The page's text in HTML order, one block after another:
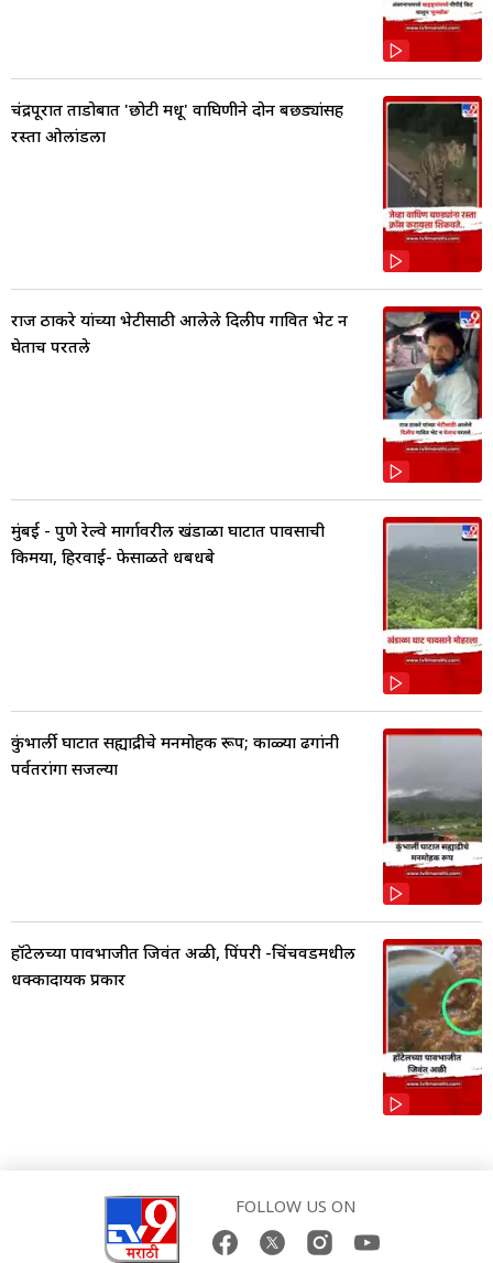
चंद्रपूरात ताडोबात 'छोटी मधू' वाघिणीने दोन बछड्यांसह
रस्ता ओलांडला
राज ठाकरे यांच्या भेटीसाठी आलेले दिलीप गावित भेट न
घेताच परतले
मुंबई - पुणे रेल्वे मार्गावरील खंडाळा घाटात पावसाची
किमया, हिरवाई- फेसाळते धबधबे
कुंभार्ली घाटात सह्याद्रीचे मनमोहक रूप; काळ्या ढगांनी
पर्वतरांगा सजल्या
हॉटेलच्या पावभाजीत जिवंत अळी, पिंपरी -चिंचवडमधील
धक्कादायक प्रकार
FOLLOW US ON